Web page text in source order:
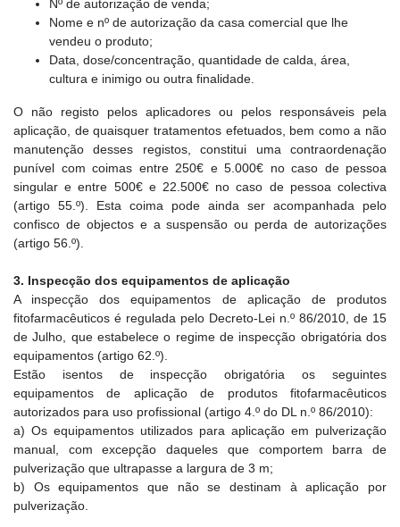
Nº de autorização de venda;
Nome e nº de autorização da casa comercial que lhe
vendeu o produto;
Data, dose/concentração, quantidade de calda, área,
cultura e inimigo ou outra finalidade.
O não registo pelos aplicadores ou pelos responsáveis pela
aplicação, de quaisquer tratamentos efetuados, bem como a não
manutenção desses registos, constitui uma contraordenação
punível com coimas entre 250€ e 5.000€ no caso de pessoa
singular e entre 500€ e 22.500€ no caso de pessoa colectiva
(artigo 55.º). Esta coima pode ainda ser acompanhada pelo
confisco de objectos e a suspensão ou perda de autorizações
(artigo 56.º).
3. Inspecção dos equipamentos de aplicação
A inspecção dos equipamentos de aplicação de produtos
fitofarmacêuticos é regulada pelo Decreto-Lei n.º 86/2010, de 15
de Julho, que estabelece o regime de inspecção obrigatória dos
equipamentos (artigo 62.º).
Estão isentos de inspecção obrigatória os seguintes
equipamentos de aplicação de produtos fitofarmacêuticos
autorizados para uso profissional (artigo 4.º do DL n.º 86/2010):
a) Os equipamentos utilizados para aplicação em pulverização
manual, com excepção daqueles que comportem barra de
pulverização que ultrapasse a largura de 3 m;
b) Os equipamentos que não se destinam à aplicação por
pulverização.